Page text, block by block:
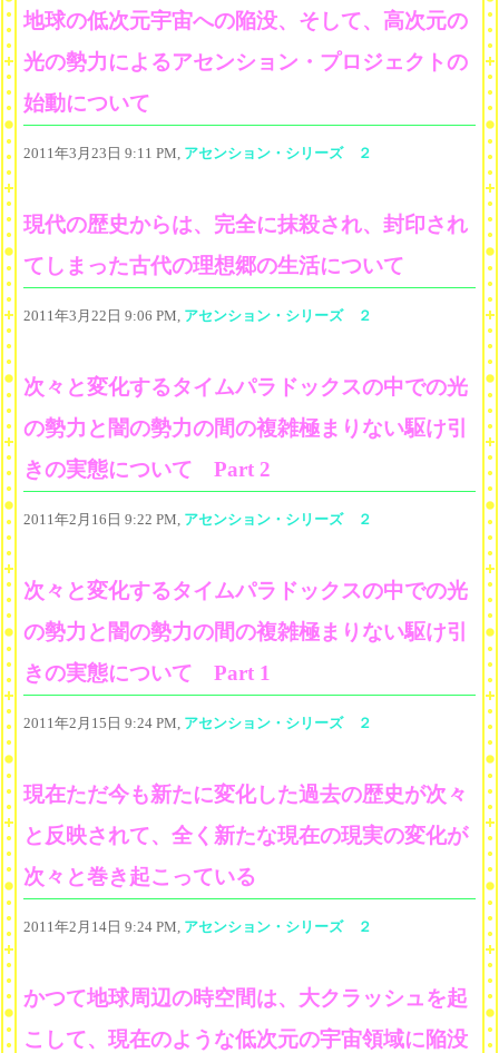
地球の低次元宇宙への陥没、そして、高次元の
光の勢力によるアセンション・プロジェクトの
始動について
2011年3月23日 9:11 PM, アセンション・シリーズ ２
現代の歴史からは、完全に抹殺され、封印され
てしまった古代の理想郷の生活について
2011年3月22日 9:06 PM, アセンション・シリーズ ２
次々と変化するタイムパラドックスの中での光
の勢力と闇の勢力の間の複雑極まりない駆け引
きの実態について Part 2
2011年2月16日 9:22 PM, アセンション・シリーズ ２
次々と変化するタイムパラドックスの中での光
の勢力と闇の勢力の間の複雑極まりない駆け引
きの実態について Part 1
2011年2月15日 9:24 PM, アセンション・シリーズ ２
現在ただ今も新たに変化した過去の歴史が次々
と反映されて、全く新たな現在の現実の変化が
次々と巻き起こっている
2011年2月14日 9:24 PM, アセンション・シリーズ ２
かつて地球周辺の時空間は、大クラッシュを起
こして、現在のような低次元の宇宙領域に陥没